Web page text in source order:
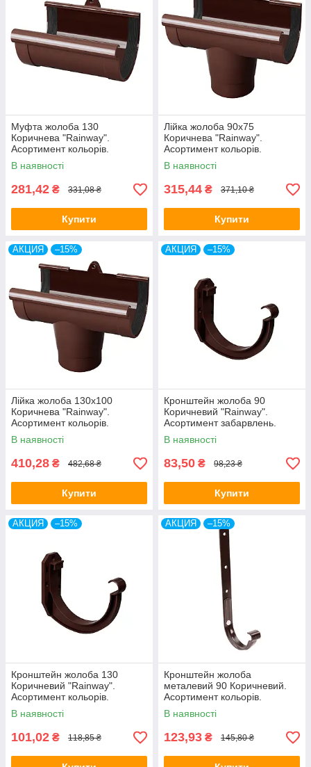
Муфта жолоба 130
Коричнева "Rainway".
Асортимент кольорів.
В наявності
281,42 ₴ 331,08 ₴
Купити
Лійка жолоба 90х75
Коричнева "Rainway".
Асортимент кольорів.
В наявності
315,44 ₴ 371,10 ₴
Купити
АКЦИЯ –15%
Лійка жолоба 130х100
Коричнева "Rainway".
Асортимент кольорів.
В наявності
410,28 ₴ 482,68 ₴
Купити
АКЦИЯ –15%
Кронштейн жолоба 90
Коричневий "Rainway".
Асортимент забарвлень.
В наявності
83,50 ₴ 98,23 ₴
Купити
АКЦИЯ –15%
Кронштейн жолоба 130
Коричневий "Rainway".
Асортимент кольорів.
В наявності
101,02 ₴ 118,85 ₴
АКЦИЯ –15%
Кронштейн жолоба
металевий 90 Коричневий.
Асортимент кольорів.
В наявності
123,93 ₴ 145,80 ₴